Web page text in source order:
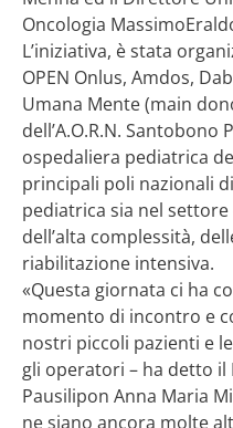
Oncologia
L’iniziativa, è stata
OPEN Onlus, Amdos,
Umana Mente (main
dell’A.O.R.N.
ospedaliera pediatrica
principali poli nazionali
pediatrica sia nel settore
dell’alta complessità,
riabilitazione intensiva.
«Questa giornata ci ha
momento di incontro e
nostri piccoli pazienti e
gli operatori – ha detto
Pausilipon Anna Maria
ne siano ancora molte